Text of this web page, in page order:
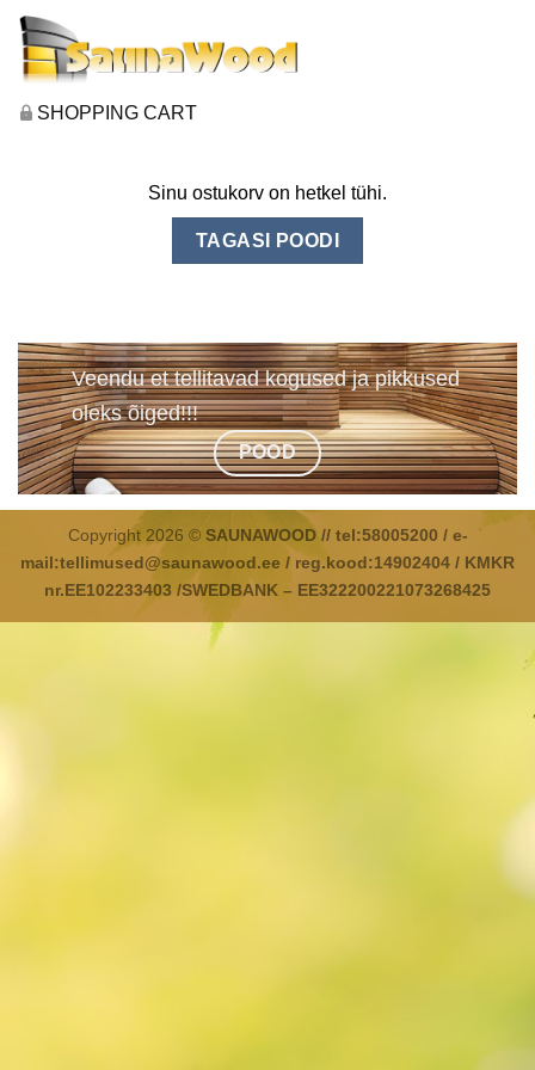
SHOPPING CART
Sinu ostukorv on hetkel tühi.
TAGASI POODI
Veendu et tellitavad kogused ja pikkused
oleks õiged!!!
POOD
Copyright 2026 © SAUNAWOOD // tel:58005200 / e-
mail:tellimused@saunawood.ee / reg.kood:14902404 / KMKR
nr.EE102233403 /SWEDBANK – EE322200221073268425